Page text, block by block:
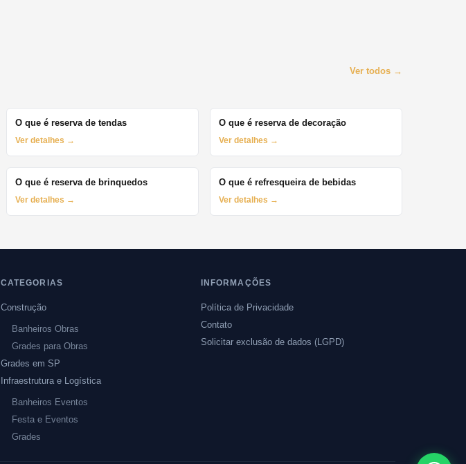
Ver todos →
O que é reserva de tendas
Ver detalhes →
O que é reserva de decoração
Ver detalhes →
O que é reserva de brinquedos
Ver detalhes →
O que é refresqueira de bebidas
Ver detalhes →
CATEGORIAS
Construção
Banheiros Obras
Grades para Obras
Grades em SP
Infraestrutura e Logística
Banheiros Eventos
Festa e Eventos
Grades
INFORMAÇÕES
Política de Privacidade
Contato
Solicitar exclusão de dados (LGPD)